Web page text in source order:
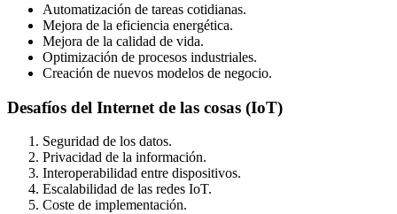
Automatización de tareas cotidianas.
Mejora de la eficiencia energética.
Mejora de la calidad de vida.
Optimización de procesos industriales.
Creación de nuevos modelos de negocio.
Desafíos del Internet de las cosas (IoT)
Seguridad de los datos.
Privacidad de la información.
Interoperabilidad entre dispositivos.
Escalabilidad de las redes IoT.
Coste de implementación.